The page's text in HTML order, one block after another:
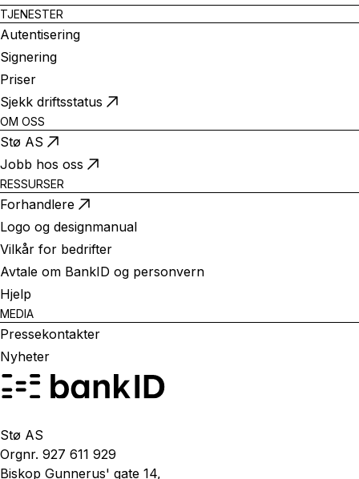
TJENESTER
Autentisering
Signering
Priser
Sjekk driftsstatus
OM OSS
Stø AS
Jobb hos oss
RESSURSER
Forhandlere
Logo og designmanual
Vilkår for bedrifter
Avtale om BankID og personvern
Hjelp
MEDIA
Pressekontakter
Nyheter
Stø AS
Orgnr. 927 611 929
Biskop Gunnerus' gate 14,